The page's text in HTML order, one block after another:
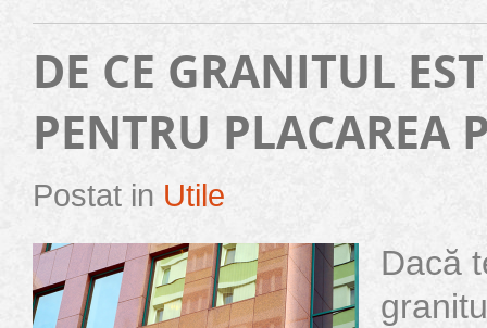
DE CE GRANITUL
PENTRU PLACAREA
Postat in Utile
Dacă